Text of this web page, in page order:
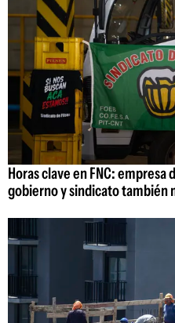
Horas clave en FNC:
gobierno y sindicato también